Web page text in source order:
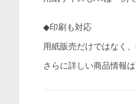
◆印刷も対応
用紙販売だけではなく
さらに詳しい商品情報